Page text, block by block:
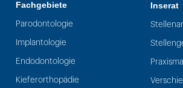
Fachgebiete
Parodontologie
Implantologie
Endodontologie
Kieferorthopädie
Inserat